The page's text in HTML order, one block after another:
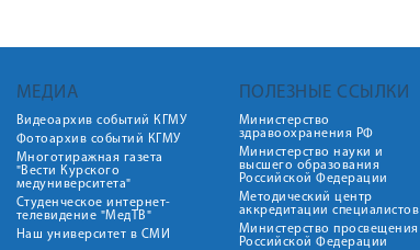
МЕДИА
Видеоархив событий КГМУ
Фотоархив событий КГМУ
Многотиражная газета
"Вести Курского
медуниверситета"
Студенческое интернет-
телевидение "МедТВ"
Наш университет в СМИ
ПОЛЕЗНЫЕ ССЫЛКИ
Министерство
здравоохранения РФ
Министерство науки и
высшего образования
Российской Федерации
Методический центр
аккредитации специалистов
Министерство просвещения
Российской Федерации